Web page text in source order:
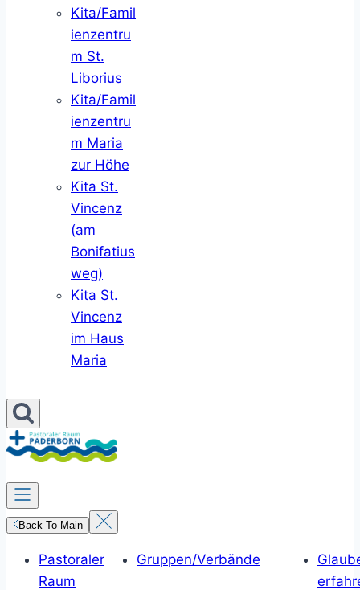
Kita/Famil
ienzentru
m St.
Liborius
Kita/Famil
ienzentru
m Maria
zur Höhe
Kita St.
Vincenz
(am
Bonifatius
weg)
Kita St.
Vincenz
im Haus
Maria
Back To Main
Pastoraler
Raum
Gruppen/Verbände